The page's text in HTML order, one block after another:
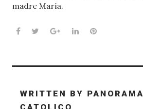
madre María.
Facebook
TwitterGoogle+LinkedInPinterest
WRITTEN BY PANORAMA
CATOLICO